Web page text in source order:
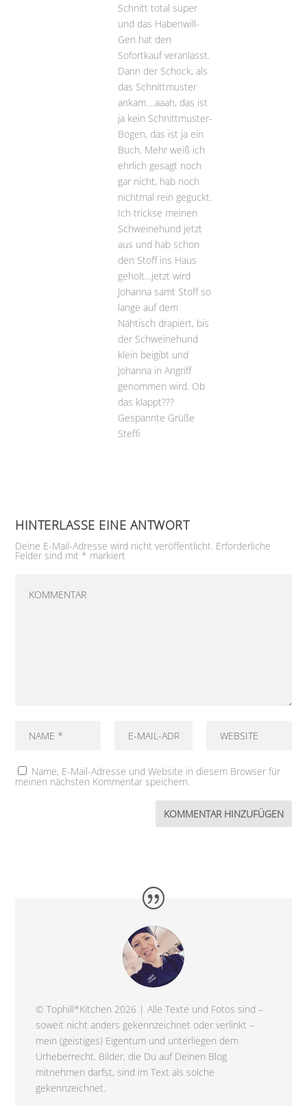
Schnitt total super
und das Habenwill-
Gen hat den
Sofortkauf veranlasst.
Dann der Schock, als
das Schnittmuster
ankam….aaah, das ist
ja kein Schnittmuster-
Bogen, das ist ja ein
Buch. Mehr weiß ich
ehrlich gesagt noch
gar nicht, hab noch
nichtmal rein geguckt.
Ich trickse meinen
Schweinehund jetzt
aus und hab schon
den Stoff ins Haus
geholt…jetzt wird
Johanna samt Stoff so
lange auf dem
Nähtisch drapiert, bis
der Schweinehund
klein beigibt und
Johanna in Angriff
genommen wird. Ob
das klappt???
Gespannte Grüße
Steffi
HINTERLASSE EINE ANTWORT
Deine E-Mail-Adresse wird nicht veröffentlicht. Erforderliche
Felder sind mit * markiert
Name, E-Mail-Adresse und Website in diesem Browser für
meinen nächsten Kommentar speichern.
© Tophill*Kitchen 2026 | Alle Texte und Fotos sind –
soweit nicht anders gekennzeichnet oder verlinkt –
mein (geistiges) Eigentum und unterliegen dem
Urheberrecht. Bilder, die Du auf Deinen Blog
mitnehmen darfst, sind im Text als solche
gekennzeichnet.